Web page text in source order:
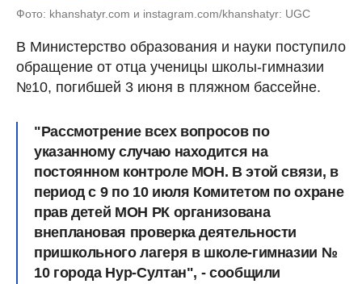
Фото: khanshatyr.com и instagram.com/khanshatyr: UGC
В Министерство образования и науки поступило
обращение от отца ученицы школы-гимназии
№10, погибшей 3 июня в пляжном бассейне.
"Рассмотрение всех вопросов по
указанному случаю находится на
постоянном контроле МОН. В этой связи, в
период с 9 по 10 июля Комитетом по охране
прав детей МОН РК организована
внеплановая проверка деятельности
пришкольного лагеря в школе-гимназии №
10 города Нур-Султан", - сообщили